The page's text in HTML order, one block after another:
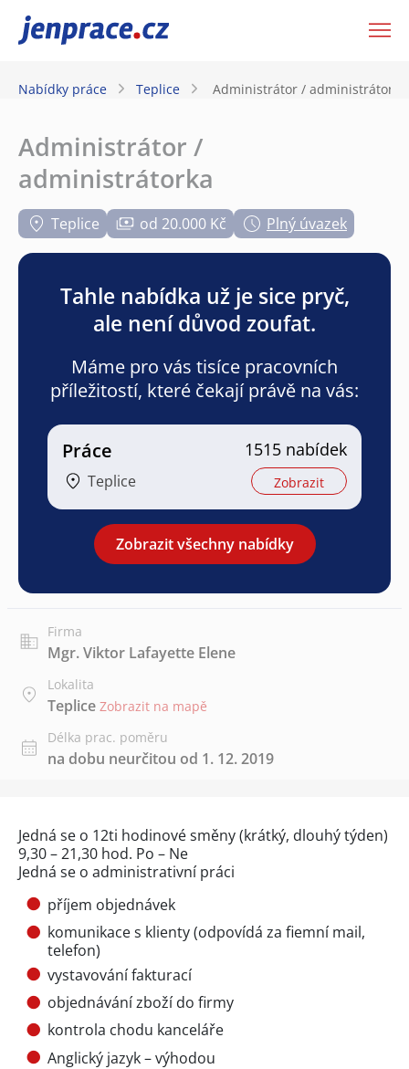
JenPráce.cz
Nabídky práce Teplice Administrátor / administrátorka
Administrátor /
administrátorka
Teplice od 20.000 Kč Plný úvazek
Tahle nabídka už je sice pryč,
ale není důvod zoufat.
Máme pro vás tisíce pracovních
příležitostí, které čekají právě na vás:
Práce
Teplice
1515 nabídek
Zobrazit
Zobrazit všechny nabídky
Firma
Mgr. Viktor Lafayette Elene
Lokalita
Teplice Zobrazit na mapě
Délka prac. poměru
na dobu neurčitou od 1. 12. 2019
Jedná se o 12ti hodinové směny (krátký, dlouhý týden)
9,30 – 21,30 hod. Po – Ne
Jedná se o administrativní práci
příjem objednávek
komunikace s klienty (odpovídá za fiemní mail,
telefon)
vystavování fakturací
objednávání zboží do firmy
kontrola chodu kanceláře
Anglický jazyk – výhodou